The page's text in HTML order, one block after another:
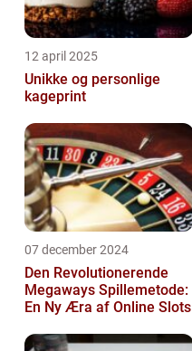
12 april 2025
Unikke og personlige
kageprint
07 december 2024
Den Revolutionerende
Megaways Spillemetode:
En Ny Æra af Online Slots